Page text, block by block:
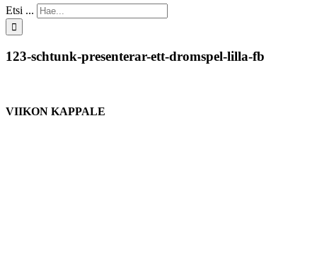
Etsi ...
123-schtunk-presenterar-ett-dromspel-lilla-fb
VIIKON KAPPALE